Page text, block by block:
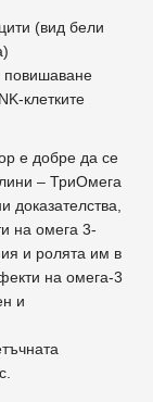
(вид бели
повишаване
клетките
е добре да се
– ТриОмега
на омега 3-
и ролята им в
на омега-3
и